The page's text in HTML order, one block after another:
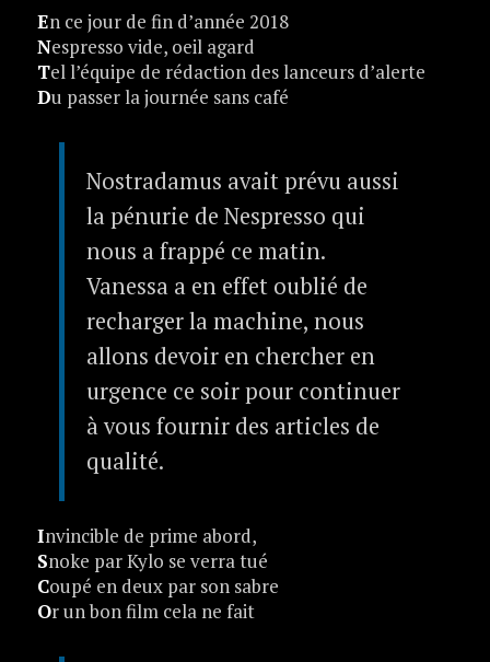
En ce jour de fin d’année 2018
Nespresso vide, oeil agard
Tel l’équipe de rédaction des lanceurs d’alerte
Du passer la journée sans café
Nostradamus avait prévu aussi
la pénurie de Nespresso qui
nous a frappé ce matin.
Vanessa a en effet oublié de
recharger la machine, nous
allons devoir en chercher en
urgence ce soir pour continuer
à vous fournir des articles de
qualité.
Invincible de prime abord,
Snoke par Kylo se verra tué
Coupé en deux par son sabre
Or un bon film cela ne fait